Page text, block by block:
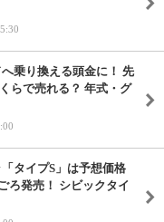
乗り換える頭金に！ 先
らで売れる？ 年式・グ
タイプS」は予想価格
ろ発売！ シビックタイ